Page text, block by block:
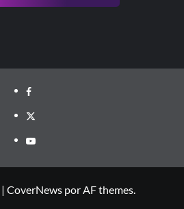
| CoverNewspor AF themes.